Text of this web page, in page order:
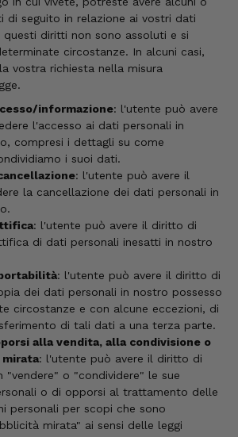
di seguito in relazione ai vostri dati
questi diritti non sono assoluti e si
circostanze. In alcuni casi,
vostra richiesta nella misura
informazione: l'utente può avere
l'accesso ai dati personali in
compresi i dettagli su come
i suoi dati.
: l'utente può avere il
la cancellazione dei dati personali in
: l'utente può avere il diritto di
di dati personali inesatti in nostro
: l'utente può avere il diritto di
dei dati personali in nostro possesso
circostanze e con alcune eccezioni, di
di tali dati a una terza parte.
alla vendita, alla condivisione o
: l'utente può avere il diritto di
"vendere" o "condividere" le sue
o di opporsi al trattamento delle
personali per scopi che sono
mirata" ai sensi delle leggi
Leggi tutte le recensioni